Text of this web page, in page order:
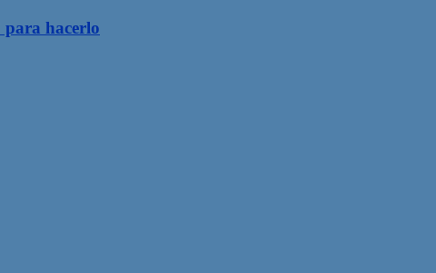
para hacerlo